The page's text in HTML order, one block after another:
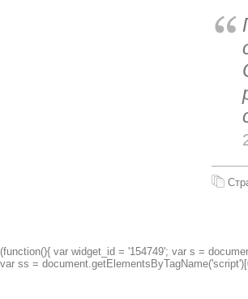
(function(){ var widget_id = '154749'; var s =
var ss =